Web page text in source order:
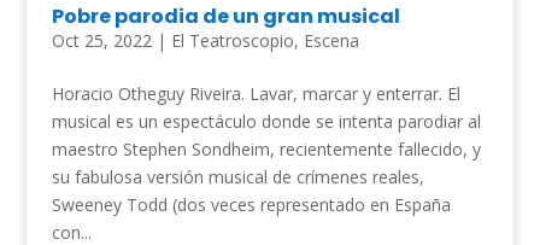
Pobre parodia de un gran musical
Oct 25, 2022 | El Teatroscopio, Escena
Horacio Otheguy Riveira. Lavar, marcar y enterrar. El
musical es un espectáculo donde se intenta parodiar al
maestro Stephen Sondheim, recientemente fallecido, y
su fabulosa versión musical de crímenes reales,
Sweeney Todd (dos veces representado en España
con...